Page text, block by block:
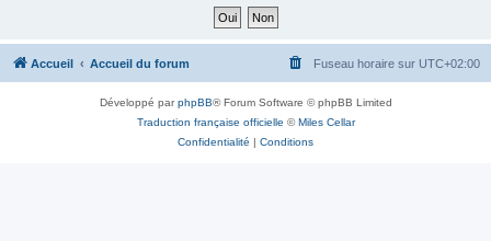
Accueil Accueil du forum Fuseau horaire sur UTC+02:00
Développé parphpBB® Forum Software © phpBB Limited
Traduction française officielle ©Miles Cellar
Confidentialité | Conditions